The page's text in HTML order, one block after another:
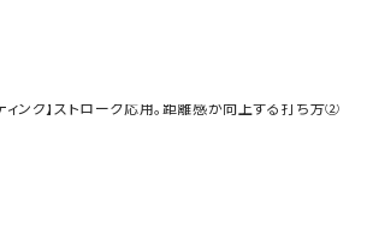
ィング】ストローク応用。距離感が向上する打ち方②